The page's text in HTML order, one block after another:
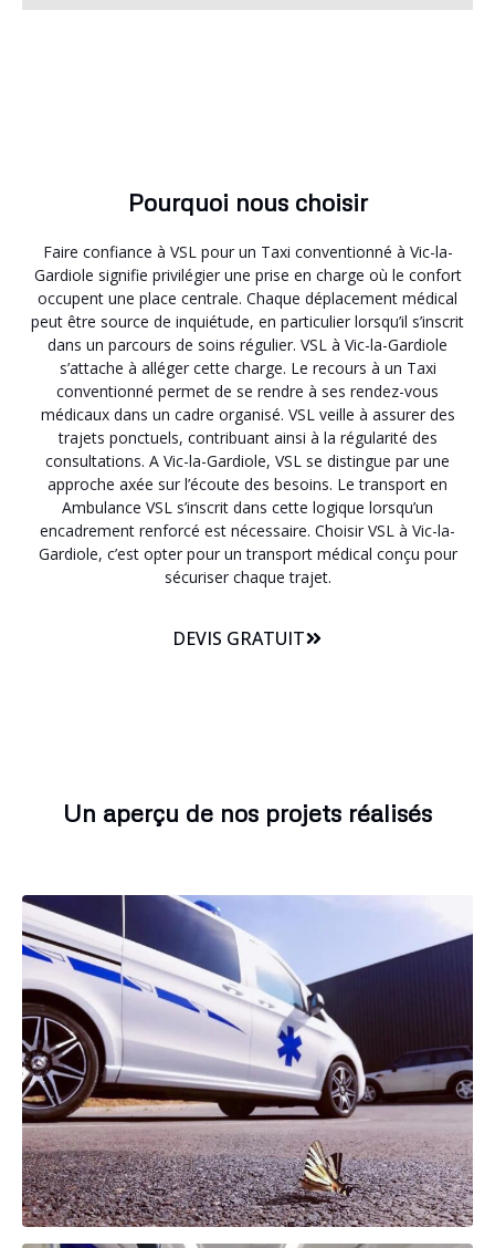
Pourquoi nous choisir
Faire confiance à VSL pour un Taxi conventionné à Vic-la-
Gardiole signifie privilégier une prise en charge où le confort
occupent une place centrale. Chaque déplacement médical
peut être source de inquiétude, en particulier lorsqu’il s’inscrit
dans un parcours de soins régulier. VSL à Vic-la-Gardiole
s’attache à alléger cette charge. Le recours à un Taxi
conventionné permet de se rendre à ses rendez-vous
médicaux dans un cadre organisé. VSL veille à assurer des
trajets ponctuels, contribuant ainsi à la régularité des
consultations. A Vic-la-Gardiole, VSL se distingue par une
approche axée sur l’écoute des besoins. Le transport en
Ambulance VSL s’inscrit dans cette logique lorsqu’un
encadrement renforcé est nécessaire. Choisir VSL à Vic-la-
Gardiole, c’est opter pour un transport médical conçu pour
sécuriser chaque trajet.
DEVIS GRATUIT
Un aperçu de nos projets réalisés